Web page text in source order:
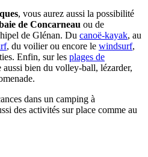
, vous aurez aussi la possibilité
de Concarneau ou de
de Glénan. Du canoë-kayak, au
, du voilier ou encore le windsurf,
Enfin, sur les plages de
aussi bien du volley-ball, lézarder,
dans un camping à
des activités sur place comme au